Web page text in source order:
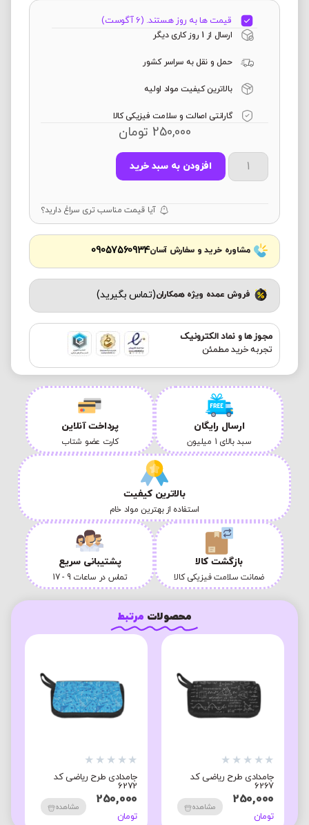
قیمت ها به روز هستند. (6 آگوست)
ارسال از 1 روز کاری دیگر
حمل و نقل به سراسر کشور
بالاترین کیفیت مواد اولیه
گارانتی اصالت و سلامت فیزیکی کالا
250,000 تومان
افزودن به سبد خرید
آیا قیمت مناسب تری سراغ دارید؟
مشاوره خرید و سفارش آسان09057560934
فروش عمده ویژه همکاران(تماس بگیرید)
مجوز ها و نماد الکترونیک
تجربه خرید مطمئن
ارسال رایگان
سبد بالای 1 میلیون
پرداخت آنلاین
کارت عضو شتاب
بالاترین کیفیت
استفاده از بهترین مواد خام
بازگشت کالا
ضمانت سلامت فیزیکی کالا
پشتیبانی سریع
تماس در ساعات 9 - 17
محصولات مرتبط
★
★
★
★
★
جامدادی طرح ریاضی کد
6272
250,000
تومان
مشاهده
★
★
★
★
★
جامدادی طرح فیزیک کد
6312
250,000
تومان
مشاهده